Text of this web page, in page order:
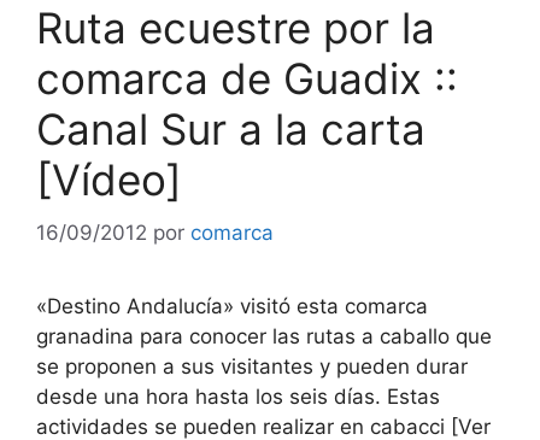
Ruta ecuestre por la
comarca de Guadix ::
Canal Sur a la carta
[Vídeo]
16/09/2012 por comarca
«Destino Andalucía» visitó esta comarca
granadina para conocer las rutas a caballo que
se proponen a sus visitantes y pueden durar
desde una hora hasta los seis días. Estas
actividades se pueden realizar en cabacci [Ver